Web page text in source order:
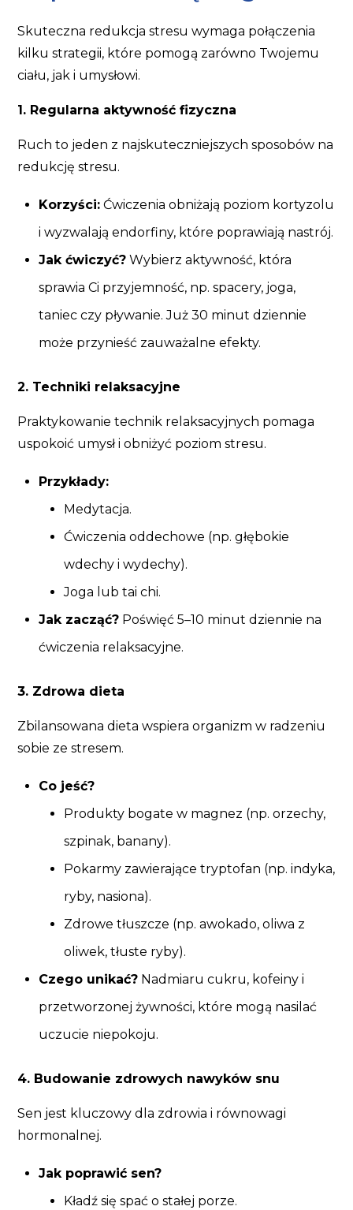
Skuteczna redukcja stresu wymaga połączenia
kilku strategii, które pomogą zarówno Twojemu
ciału, jak i umysłowi.
1. Regularna aktywność fizyczna
Ruch to jeden z najskuteczniejszych sposobów na
redukcję stresu.
Korzyści: Ćwiczenia obniżają poziom kortyzolu
i wyzwalają endorfiny, które poprawiają nastrój.
Jak ćwiczyć? Wybierz aktywność, która
sprawia Ci przyjemność, np. spacery, joga,
taniec czy pływanie. Już 30 minut dziennie
może przynieść zauważalne efekty.
2. Techniki relaksacyjne
Praktykowanie technik relaksacyjnych pomaga
uspokoić umysł i obniżyć poziom stresu.
Przykłady:
Medytacja.
Ćwiczenia oddechowe (np. głębokie
wdechy i wydechy).
Joga lub tai chi.
Jak zacząć? Poświęć 5–10 minut dziennie na
ćwiczenia relaksacyjne.
3. Zdrowa dieta
Zbilansowana dieta wspiera organizm w radzeniu
sobie ze stresem.
Co jeść?
Produkty bogate w magnez (np. orzechy,
szpinak, banany).
Pokarmy zawierające tryptofan (np. indyka,
ryby, nasiona).
Zdrowe tłuszcze (np. awokado, oliwa z
oliwek, tłuste ryby).
Czego unikać? Nadmiaru cukru, kofeiny i
przetworzonej żywności, które mogą nasilać
uczucie niepokoju.
4. Budowanie zdrowych nawyków snu
Sen jest kluczowy dla zdrowia i równowagi
hormonalnej.
Jak poprawić sen?
Kładź się spać o stałej porze.